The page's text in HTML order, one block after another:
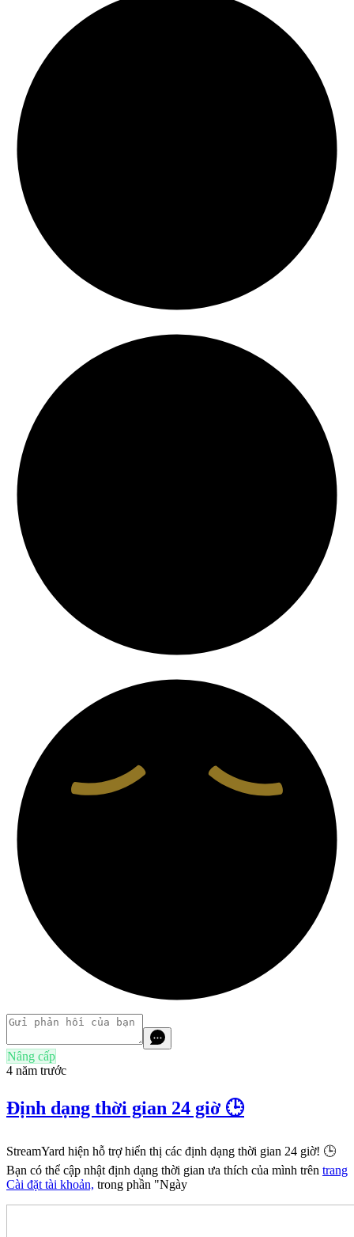
Nâng cấp
4 năm trước
Định dạng thời gian 24 giờ 🕒
StreamYard hiện hỗ trợ hiển thị các định dạng thời gian 24 giờ! 🕒
Bạn có thể cập nhật định dạng thời gian ưa thích của mình trên trang
Cài đặt tài khoản, trong phần "Ngày